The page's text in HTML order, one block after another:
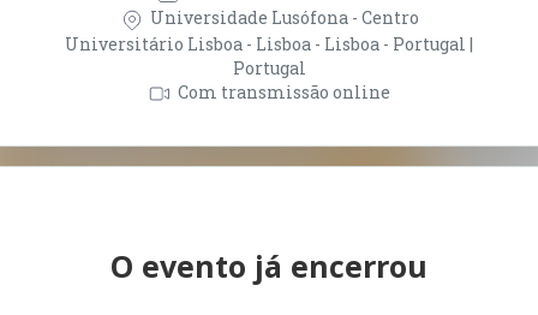
Universidade Lusófona - Centro
Universitário Lisboa - Lisboa - Lisboa - Portugal |
Portugal
Com transmissão online
O evento já encerrou